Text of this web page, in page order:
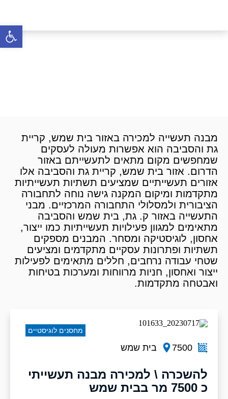
מבנה תעשייה למכירה בבית
מבנה תעשייה למכירה באזור בית שמש, קריית
גת והסביבה הוא אפשרות מעולה לעסקים
שמחפשים מקום מתאים לתעשייתם באזור
הדרום. אזור בית שמש, קריית גת והסביבה אלו
אזורים תעשייתיים שמציעים תשתיות תעשייתיות
מתקדמות ומיקום המקנה גישה נוחה לתחבורה
הציבורית ולמסלולי התחבורה המרכזיים. מבני
התעשייה באזור ק. גת, בית שמש והסביבה
מתאימים למגוון פעילויות תעשייתיות כמו ייצור,
אחסון, לוגיסטיקה ומסחר. המבנים מספקים
תשתיות ופתרונות עסקיים מתקדמים ומציעים
שטחי עבודה נרחבים, חללים מתאימים לפעילות
ייצור ואחסון, חניות מרווחות ומערכות בטיחות
ואבטחה מתקדמות.
7500 בית שמש
להשכרה \ למכירה מבנה תעשייתי
כ 7500 מר בבית שמש
מחסנים לוגיסטיים
פתח